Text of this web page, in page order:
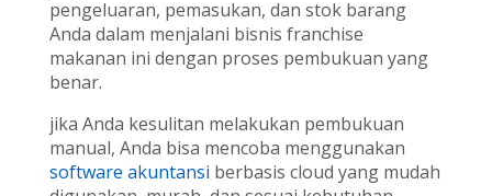
pengeluaran, pemasukan, dan stok barang
Anda dalam menjalani bisnis franchise
makanan ini dengan proses pembukuan yang
benar.
jika Anda kesulitan melakukan pembukuan
manual, Anda bisa mencoba menggunakan
software akuntansi berbasis cloud yang mudah